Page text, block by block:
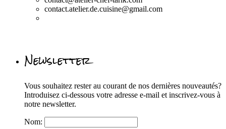
contact.atelier.de.cuisine@gmail.com
Newsletter
Vous souhaitez rester au courant de nos dernières nouveautés?
Introduisez ci-dessous votre adresse e-mail et inscrivez-vous à
notre newsletter.
Nom: